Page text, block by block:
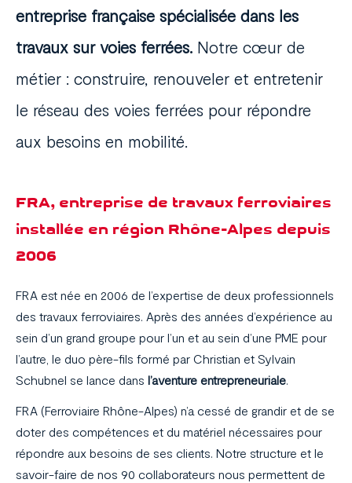
entreprise française spécialisée dans les
travaux sur voies ferrées. Notre cœur de
métier : construire, renouveler et entretenir
le réseau des voies ferrées pour répondre
aux besoins en mobilité.
FRA, entreprise de travaux ferroviaires
installée en région Rhône-Alpes depuis
2006
FRA est née en 2006 de l’expertise de deux professionnels
des travaux ferroviaires. Après des années d’expérience au
sein d’un grand groupe pour l’un et au sein d’une PME pour
l’autre, le duo père-fils formé par Christian et Sylvain
Schubnel se lance dans l’aventure entrepreneuriale.
FRA (Ferroviaire Rhône-Alpes) n’a cessé de grandir et de se
doter des compétences et du matériel nécessaires pour
répondre aux besoins de ses clients. Notre structure et le
savoir-faire de nos 90 collaborateurs nous permettent de